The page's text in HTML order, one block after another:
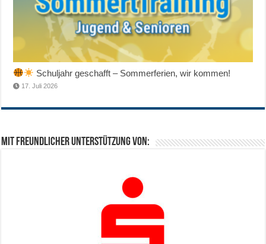
Schuljahr geschafft – Sommerferien, wir kommen!
17. Juli 2026
Mit freundlicher Unterstützung von: